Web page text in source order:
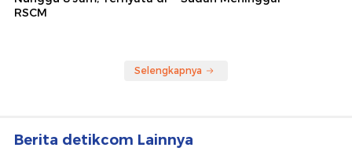
RSCM
Selengkapnya
Berita detikcom Lainnya